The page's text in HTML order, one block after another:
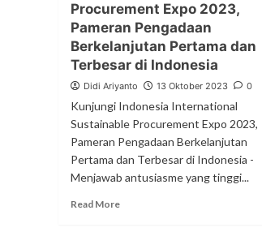
Procurement Expo 2023,
Pameran Pengadaan
Berkelanjutan Pertama dan
Terbesar di Indonesia
Didi Ariyanto 13 Oktober 2023 0
Kunjungi Indonesia International
Sustainable Procurement Expo 2023,
Pameran Pengadaan Berkelanjutan
Pertama dan Terbesar di Indonesia -
Menjawab antusiasme yang tinggi...
Read More